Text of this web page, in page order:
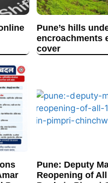
Pune’s hills
encroachments
cover
Pune: Deputy
Reopening of